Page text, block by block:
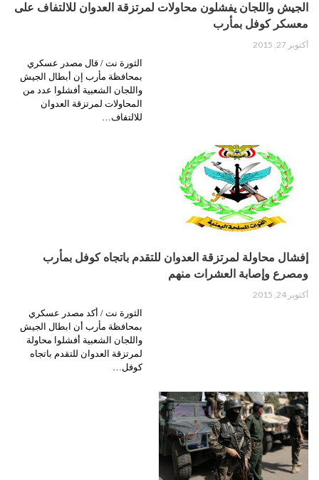
الجيش واللجان يفشلون محاولات لمرتزقة العدوان للالتفاف على
معسكر كوفل بمأرب
أكتوبر 27, 2015
الثورة نت / قال مصدر عسكري
بمحافظة مأرب إن أبطال الجيش
واللجان الشعبية أفشلوا عدد من
المحاولات لمرتزقة العدوان
للالتفاف…
إفشال محاولة لمرتزقة العدوان للتقدم باتجاه كوفل بمأرب
ومصرع وإصابة العشرات منهم
أكتوبر 24, 2015
الثورة نت / أكد مصدر عسكري
بمحافظة مأرب أن ابطال الجيش
واللجان الشعبية أفشلوا محاولة
لمرتزقة العدوان للتقدم باتجاه
كوفل…